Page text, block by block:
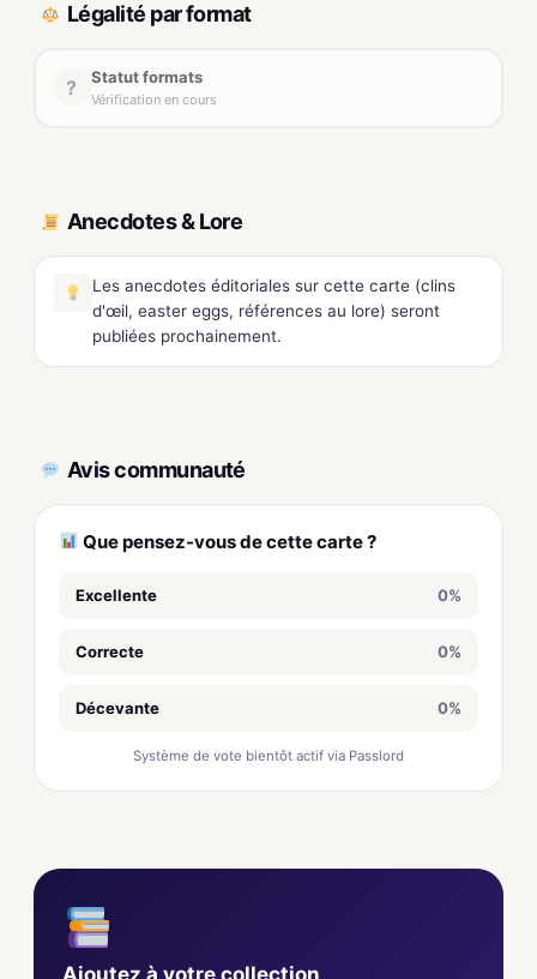
Légalité par format
? Statut formats
Vérification en cours
Anecdotes & Lore
Les anecdotes éditoriales sur cette carte (clins
d'œil, easter eggs, références au lore) seront
publiées prochainement.
Avis communauté
Que pensez-vous de cette carte ?
Excellente 0%
Correcte 0%
Décevante 0%
Système de vote bientôt actif via Passlord
Ajoutez à votre collection